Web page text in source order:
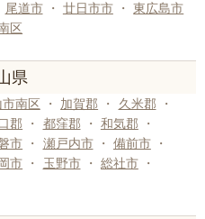
尾道市 ・ 廿日市市 ・
東広島市
区
県
市南区 ・ 加賀郡 ・ 久米郡
・
郡 ・ 都窪郡 ・ 和気郡
・
市 ・ 瀬戸内市 ・ 備前市
・
市 ・ 玉野市 ・ 総社市
・